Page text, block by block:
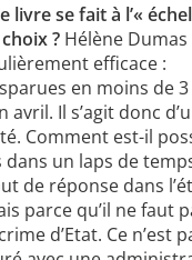
livre se fait à l’«
? Hélène Dumas
efficace :
en moins de 3
Il s’agit donc
Comment est-il
dans un laps de
de réponse dans
parce qu’il ne faut
d’Etat. Ce n’est